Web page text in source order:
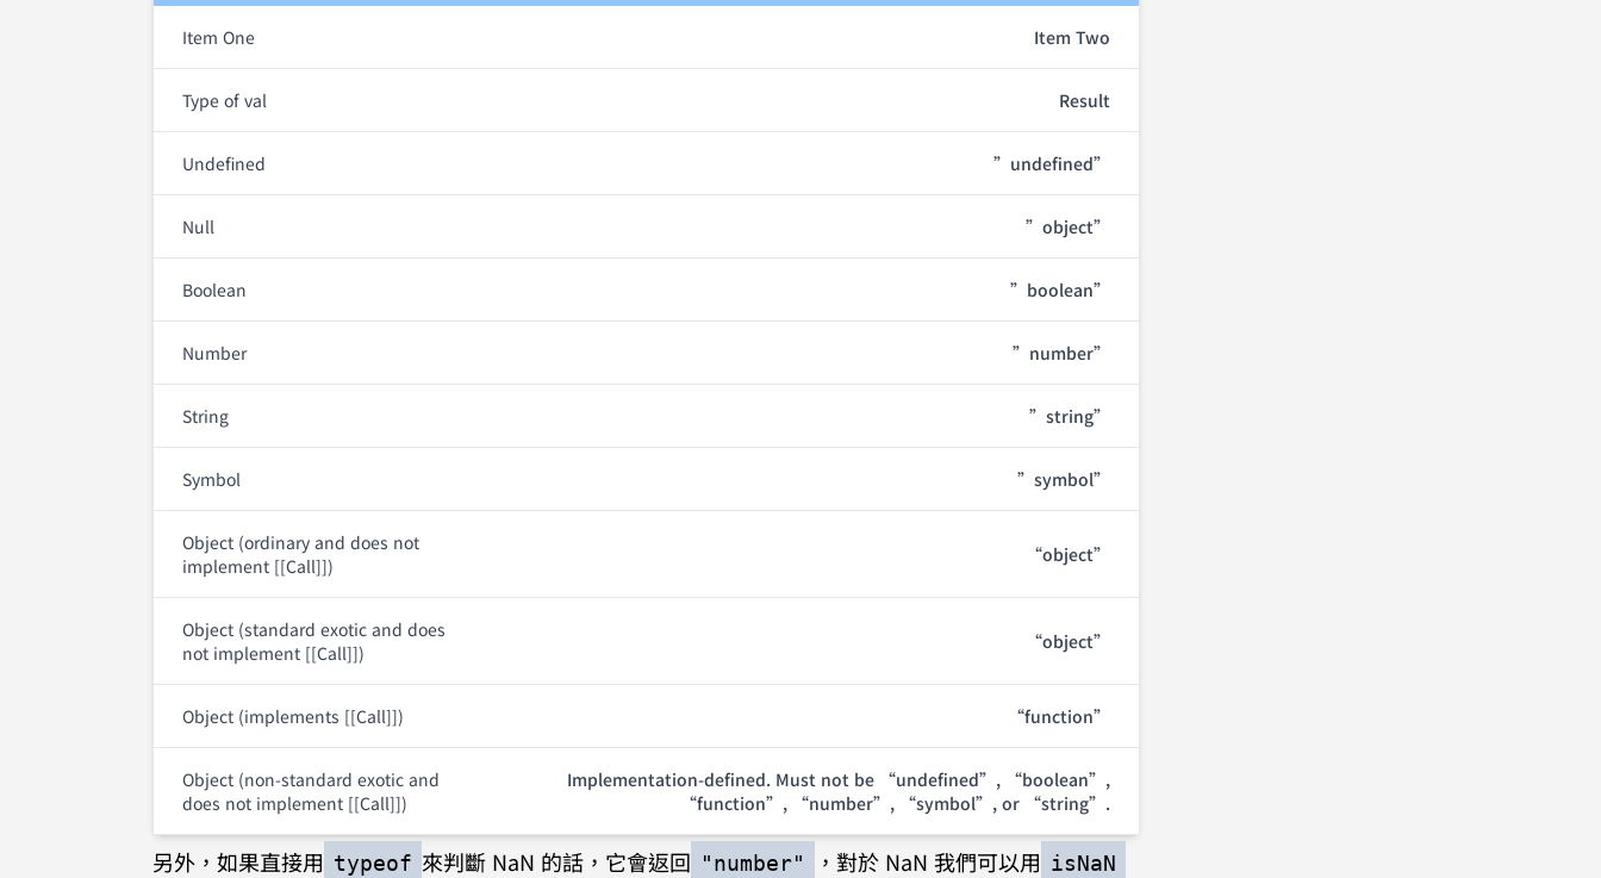
Item One Item Two
Type of val Result
Undefined ”undefined”
Null ”object”
Boolean ”boolean”
Number ”number”
String ”string”
Symbol ”symbol”
Object (ordinary and does not
implement [[Call]])
“object”
Object (standard exotic and does
not implement [[Call]])
“object”
Object (implements [[Call]]) “function”
Object (non-standard exotic and
does not implement [[Call]])
Implementation-defined. Must not be “undefined”, “boolean”,
“function”, “number”, “symbol”, or “string”.
另外，如果直接用 typeof 來判斷 NaN 的話，它會返回 "number" ，對於 NaN 我們可以用 isNaN